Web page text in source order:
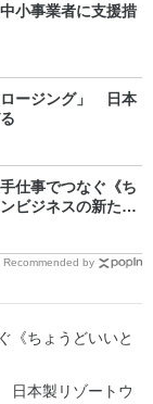
小事業者に支援措
ロージング」 日本
仕事でつなぐ《ち
ビジネスの新たな
Recommended by
《ちょうどいいと
日本製リゾートウ